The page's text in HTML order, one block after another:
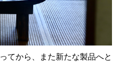
てから、また新たな製品へと